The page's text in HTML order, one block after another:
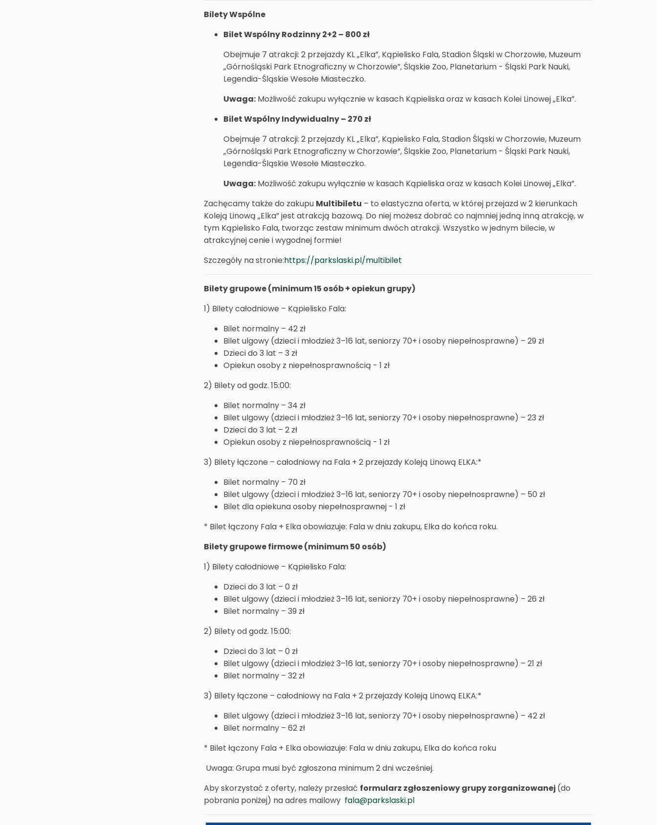
Bilety Wspólne
Bilet Wspólny Rodzinny 2+2 – 800 zł
Obejmuje 7 atrakcji: 2 przejazdy KL „Elka”, Kąpielisko Fala, Stadion Śląski w Chorzowie, Muzeum
„Górnośląski Park Etnograficzny w Chorzowie”, Śląskie Zoo, Planetarium - Śląski Park Nauki,
Legendia-Śląskie Wesołe Miasteczko.
Uwaga: Możliwość zakupu wyłącznie w kasach Kąpieliska oraz w kasach Kolei Linowej „Elka”.
Bilet Wspólny Indywidualny – 270 zł
Obejmuje 7 atrakcji: 2 przejazdy KL „Elka”, Kąpielisko Fala, Stadion Śląski w Chorzowie, Muzeum
„Górnośląski Park Etnograficzny w Chorzowie”, Śląskie Zoo, Planetarium - Śląski Park Nauki,
Legendia-Śląskie Wesołe Miasteczko.
Uwaga: Możliwość zakupu wyłącznie w kasach Kąpieliska oraz w kasach Kolei Linowej „Elka”.
Zachęcamy także do zakupu Multibiletu – to elastyczna oferta, w której przejazd w 2 kierunkach
Koleją Linową „Elka” jest atrakcją bazową. Do niej możesz dobrać co najmniej jedną inną atrakcję, w
tym Kąpielisko Fala, tworząc zestaw minimum dwóch atrakcji. Wszystko w jednym bilecie, w
atrakcyjnej cenie i wygodnej formie!
Szczegóły na stronie:https://parkslaski.pl/multibilet
Bilety grupowe (minimum 15 osób + opiekun grupy)
1) Bilety całodniowe – Kąpielisko Fala:
Bilet normalny – 42 zł
Bilet ulgowy (dzieci i młodzież 3–16 lat, seniorzy 70+ i osoby niepełnosprawne) – 29 zł
Dzieci do 3 lat – 3 zł
Opiekun osoby z niepełnosprawnością - 1 zł
2) Bilety od godz. 15:00:
Bilet normalny – 34 zł
Bilet ulgowy (dzieci i młodzież 3–16 lat, seniorzy 70+ i osoby niepełnosprawne) – 23 zł
Dzieci do 3 lat – 2 zł
Opiekun osoby z niepełnosprawnością - 1 zł
3) Bilety łączone – całodniowy na Fala + 2 przejazdy Koleją Linową ELKA:*
Bilet normalny – 70 zł
Bilet ulgowy (dzieci i młodzież 3–16 lat, seniorzy 70+ i osoby niepełnosprawne) – 50 zł
Bilet dla opiekuna osoby niepełnosprawnej - 1 zł
* Bilet łączony Fala + Elka obowiazuje: Fala w dniu zakupu, Elka do końca roku.
Bilety grupowe firmowe (minimum 50 osób)
1) Bilety całodniowe – Kąpielisko Fala:
Dzieci do 3 lat – 0 zł
Bilet ulgowy (dzieci i młodzież 3–16 lat, seniorzy 70+ i osoby niepełnosprawne) – 26 zł
Bilet normalny – 39 zł
2) Bilety od godz. 15:00:
Dzieci do 3 lat – 0 zł
Bilet ulgowy (dzieci i młodzież 3–16 lat, seniorzy 70+ i osoby niepełnosprawne) – 21 zł
Bilet normalny – 32 zł
3) Bilety łączone – całodniowy na Fala + 2 przejazdy Koleją Linową ELKA:*
Bilet ulgowy (dzieci i młodzież 3–16 lat, seniorzy 70+ i osoby niepełnosprawne) – 42 zł
Bilet normalny – 62 zł
* Bilet łączony Fala + Elka obowiazuje: Fala w dniu zakupu, Elka do końca roku
Uwaga: Grupa musi być zgłoszona minimum 2 dni wcześniej.
Aby skorzystać z oferty, należy przesłać formularz zgłoszeniowy grupy zorganizowanej (do
pobrania poniżej) na adres mailowy fala@parkslaski.pl